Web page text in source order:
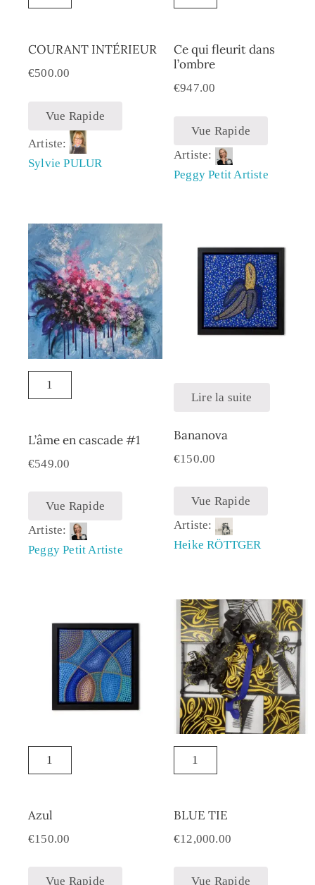
COURANT INTÉRIEUR
€500.00
Vue Rapide
Artiste:
Sylvie PULUR
Ce qui fleurit dans
l’ombre
€947.00
Vue Rapide
Artiste:
Peggy Petit Artiste
L’âme en cascade #1
€549.00
Vue Rapide
Artiste:
Peggy Petit Artiste
Lire la suite
Bananova
€150.00
Vue Rapide
Artiste:
Heike RÖTTGER
Azul
€150.00
Vue Rapide
BLUE TIE
€12,000.00
Vue Rapide